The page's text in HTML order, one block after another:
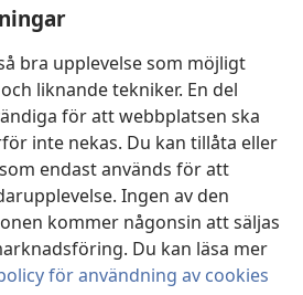
bra upplevelse som möjligt
liknande tekniker. En del
för att webbplatsen ska
inte nekas. Du kan tillåta eller
endast används för att
Ingen av den
kommer någonsin att säljas
Du kan läsa mer
för användning av cookies